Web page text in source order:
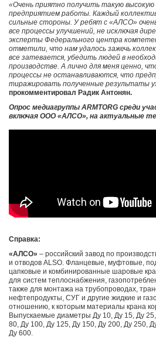
«Очень приятно получить такую
предприятием работы. Каждый коллектив
сильные стороны. У ребят с «АЛСО»
все процессы улучшений, не исключая
эксперты Федерального центра
отметили, что нам удалось зажечь
все затевается, убедить людей в
производстве. А лично для меня ценно,
процессы не останавливаются, что
тиражировать полученные результаты
прокомментировал Радик Антонян.
Опрос медиагруппы ARMTORG среди
включая ООО «АЛСО», на актуальные
Справка:
«АЛСО» – российский завод по
и отводов ALSO. Фланцевые, муфтовые,
цапковые и комбинированные шаровые
для систем теплоснабжения,
также для монтажа на трубопроводах,
нефтепродукты, СУГ и другие жидкие и
отношению, к которым материалы крана
Выпускаемые диаметры Ду 10, Ду 15, Ду
80, Ду 100, Ду 125, Ду 150, Ду 200, Ду 250,
Ду 600.